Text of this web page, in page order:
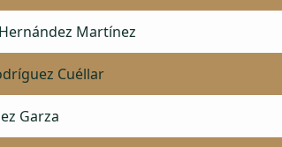
Martínez
Cuéllar
Garza